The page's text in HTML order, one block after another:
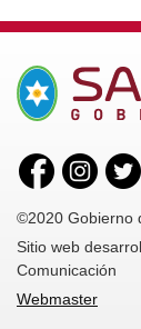
©2020 Gobierno
Sitio web
Comunicación
Webmaster